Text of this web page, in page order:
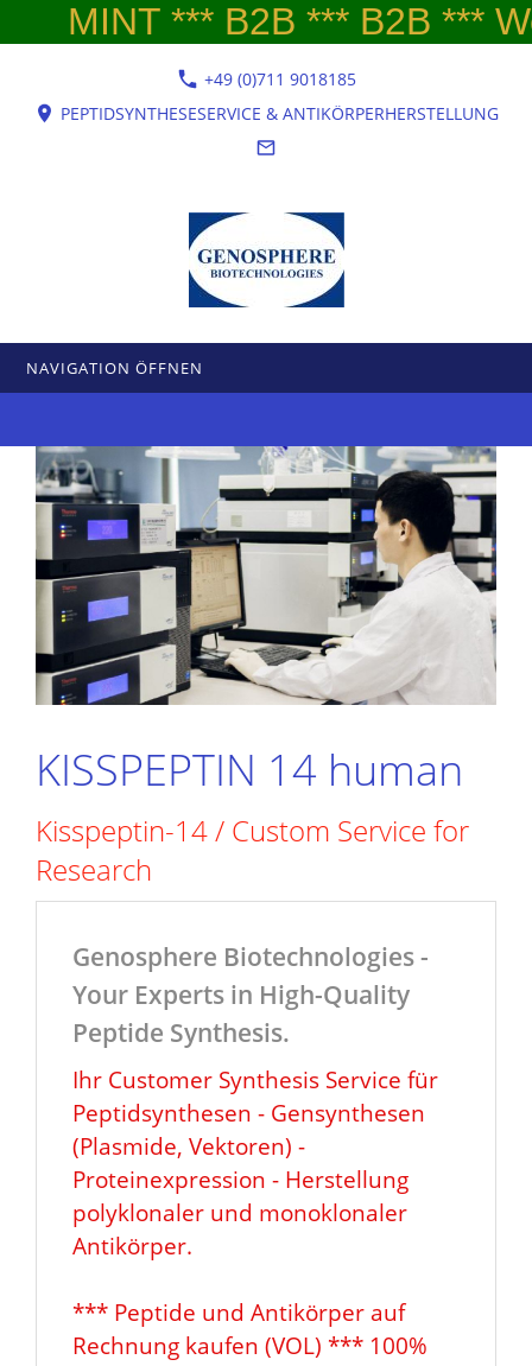
MINT *** B2B *** B2B ***
+49 (0)711 9018185
PEPTIDSYNTHESESERVICE & ANTIKÖRPERHERSTELLUNG
NAVIGATION ÖFFNEN
KISSPEPTIN 14 human
Kisspeptin-14 / Custom Service for
Research
Genosphere Biotechnologies -
Your Experts in High-Quality
Peptide Synthesis.
Ihr Customer Synthesis Service für
Peptidsynthesen - Gensynthesen
(Plasmide, Vektoren) -
Proteinexpression - Herstellung
polyklonaler und monoklonaler
Antikörper.
*** Peptide und Antikörper auf
Rechnung kaufen (VOL) *** 100%